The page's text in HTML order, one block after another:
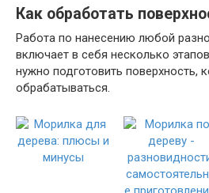
Как обработать
Работа по нанесению любой
включает в себя несколько
нужно подготовить поверхность,
обрабатываться.